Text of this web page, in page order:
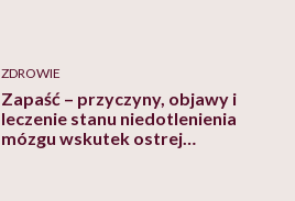
ZDROWIE
Zapaść – przyczyny, objawy i
leczenie stanu niedotlenienia
mózgu wskutek ostrej